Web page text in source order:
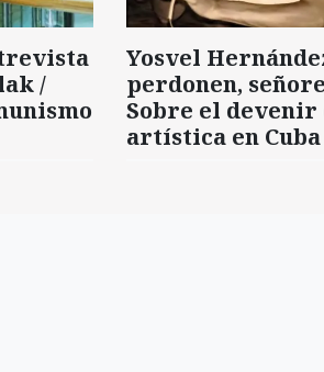
/
Yosvel
perdonen,
Sobre el
artística en Cuba